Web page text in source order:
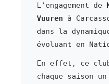
L'engagement de
Vuuren à
dans la
évoluant en
En effet, ce
chaque saison